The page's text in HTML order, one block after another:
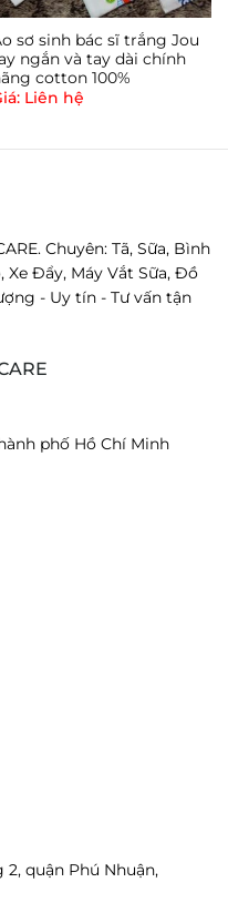
sơ sinh bác sĩ trắng Jou
ngắn và tay dài chính
cotton 100%
Liên hệ
Chuyên: Tã, Sữa, Bình
Xe Đẩy, Máy Vắt Sữa, Đồ
- Uy tín - Tư vấn tận
phố Hồ Chí Minh
2, quận Phú Nhuận,